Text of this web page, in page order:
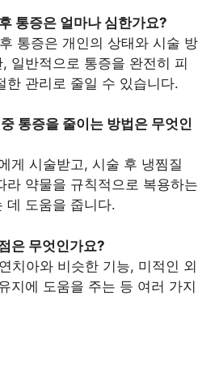
통증은 얼마나 심한가요?
통증은 개인의 상태와 시술 방
일반적으로 통증을 완전히 피
한 관리로 줄일 수 있습니다.
통증을 줄이는 방법은 무엇인
게 시술받고, 시술 후 냉찜질
라 약물을 규칙적으로 복용하는
데 도움을 줍니다.
은 무엇인가요?
치아와 비슷한 기능, 미적인 외
지에 도움을 주는 등 여러 가지